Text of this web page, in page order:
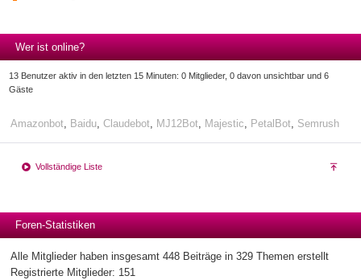
Wer ist online?
13 Benutzer aktiv in den letzten 15 Minuten: 0 Mitglieder, 0 davon unsichtbar und 6
Gäste
Amazonbot, Baidu, Claudebot, MJ12Bot, Majestic PetalBot, Semrush
Vollständige Liste
Foren-Statistiken
Alle Mitglieder haben insgesamt 448 Beiträge in 329 Themen erstellt
Registrierte Mitglieder: 151